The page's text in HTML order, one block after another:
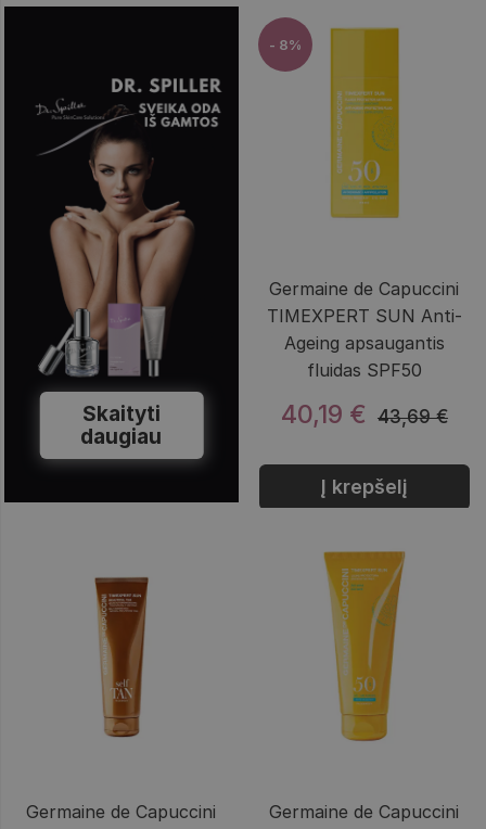
Skaityti
daugiau
Germaine de Capuccini
TIMEXPERT SUN Anti-
Ageing apsaugantis
fluidas SPF50
40,19 € 43,69 €
Į krepšelį
- 8%
Germaine de Capuccini
Germaine de Capuccini